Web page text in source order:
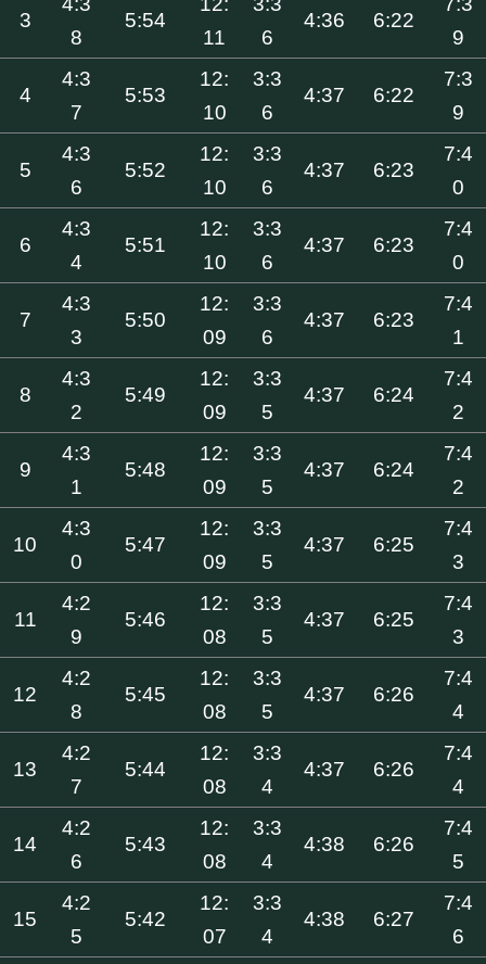
3
8
5:54
11
6
4:36 6:22
9
4
4:3
7
5:53
12:
10
3:3
6
4:37 6:22
7:3
9
5
4:3
6
5:52
12:
10
3:3
6
4:37 6:23
7:4
0
6
4:3
4
5:51
12:
10
3:3
6
4:37 6:23
7:4
0
7
4:3
3
5:50
12:
09
3:3
6
4:37 6:23
7:4
1
8
4:3
2
5:49
12:
09
3:3
5
4:37 6:24
7:4
2
9
4:3
1
5:48
12:
09
3:3
5
4:37 6:24
7:4
2
10
4:3
0
5:47
12:
09
3:3
5
4:37 6:25
7:4
3
11
4:2
9
5:46
12:
08
3:3
5
4:37 6:25
7:4
3
12
4:2
8
5:45
12:
08
3:3
5
4:37 6:26
7:4
4
13
4:2
7
5:44
12:
08
3:3
4
4:37 6:26
7:4
4
14
4:2
6
5:43
12:
08
3:3
4
4:38 6:26
7:4
5
15
4:2
5
5:42
12:
07
3:3
4
4:38 6:27
7:4
6